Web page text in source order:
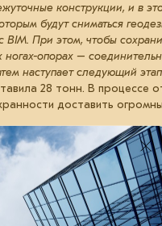
конструкции, и в
будут сниматься
При этом, чтобы
ногах-опорах –
наступает следующий
28 тонн. В процессе
доставить
упаковку термоусадочной
которые
При этом нужно
нарушить целостность
монтажных партий,
до места сборки.